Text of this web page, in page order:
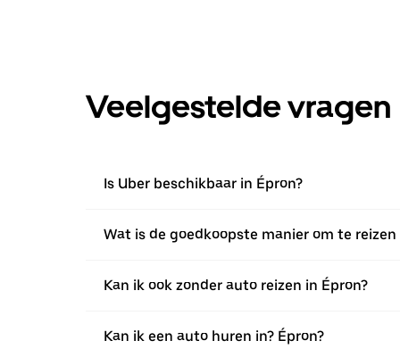
Veelgestelde vragen
Is Uber beschikbaar in Épron?
Wat is de goedkoopste manier om te reizen
Kan ik ook zonder auto reizen in Épron?
Kan ik een auto huren in? Épron?